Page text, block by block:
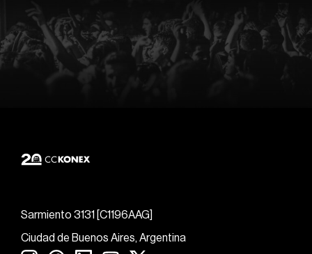
Sarmiento 3131 [C1196AAG]
Ciudad de Buenos Aires, Argentina